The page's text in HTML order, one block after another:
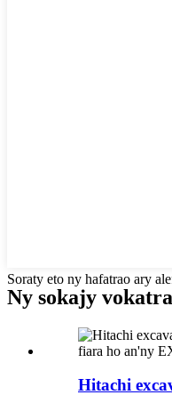
Soraty eto ny hafatrao ary
Ny sokajy vokatra
Hitachi